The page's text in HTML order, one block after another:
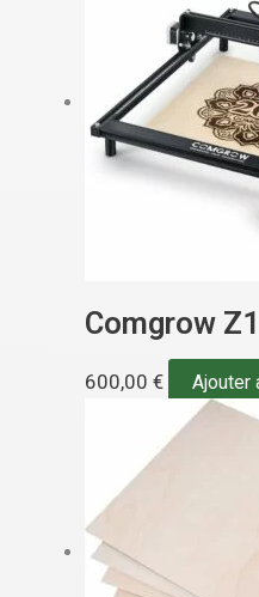
Comgrow
600,00 € Ajouter